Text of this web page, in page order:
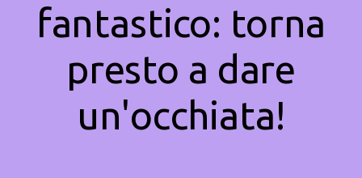
fantastico: torna
presto a dare
un'occhiata!